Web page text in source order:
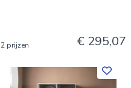
2 prijzen € 295,07